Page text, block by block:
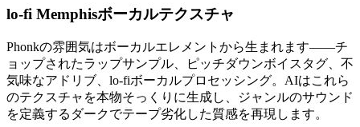
lo-fi Memphisボーカルテクスチャ
Phonkの雰囲気はボーカルエレメントから生まれます——チ
ョップされたラップサンプル、ピッチダウンボイスタグ、不
気味なアドリブ、lo-fiボーカルプロセッシング。AIはこれら
のテクスチャを本物そっくりに生成し、ジャンルのサウンド
を定義するダークでテープ劣化した質感を再現します。